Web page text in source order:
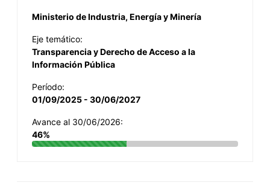
Ministerio de Industria, Energía y Minería
Eje temático:
Transparencia y Derecho de Acceso a la
Información Pública
Período:
01/09/2025 - 30/06/2027
Avance al 30/06/2026:
46%